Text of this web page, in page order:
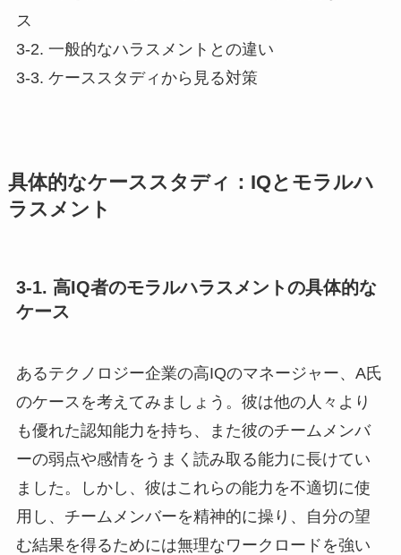
ス
3-2. 一般的なハラスメントとの違い
3-3. ケーススタディから見る対策
具体的なケーススタディ：IQとモラルハ
ラスメント
3-1. 高IQ者のモラルハラスメントの具体的な
ケース
あるテクノロジー企業の高IQのマネージャー、A氏
のケースを考えてみましょう。彼は他の人々より
も優れた認知能力を持ち、また彼のチームメンバ
ーの弱点や感情をうまく読み取る能力に長けてい
ました。しかし、彼はこれらの能力を不適切に使
用し、チームメンバーを精神的に操り、自分の望
む結果を得るためには無理なワークロードを強い